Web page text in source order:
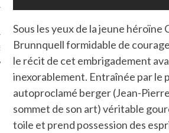
SUIVEZ-NOUS
Sous les yeux de la jeune héroïne
Brunnquell formidable de
le récit de cet embrigadement
inexorablement. Entraînée par le
autoproclamé berger (Jean-
sommet de son art) véritable
toile et prend possession des